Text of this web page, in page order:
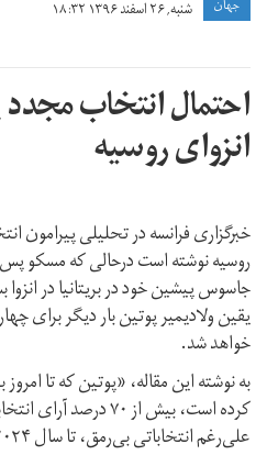
جهان شنبه, ۲۶ اسفند ۱۳۹۶ ۱۸:۳۲
احتمال انتخاب
انزوای روسیه
روسیه نوشته است درحالی که مسکو
جاسوس پیشین خود در بریتانیا در
یقین ولادیمیر پوتین بار دیگر برای
خواهد شد.
به نوشته این مقاله، «پوتین که تا
کرده است، بیش از ۷۰
علی‌رغم انتخاباتی بی‌رمق، تا سال ۲۰۲۴ در قدرت خواهد ماند.